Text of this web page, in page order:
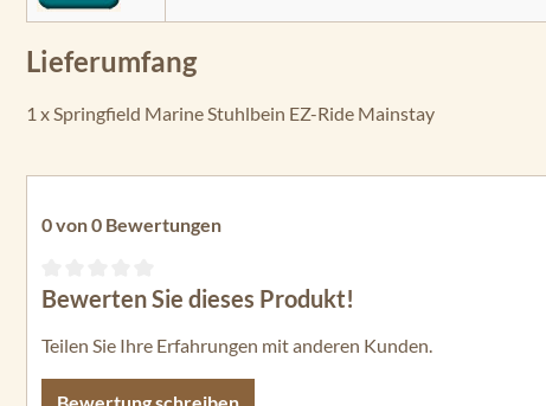
Lieferumfang
1 x Springfield Marine Stuhlbein EZ-Ride Mainstay
0 von 0 Bewertungen
Durchschnittliche Bewertung von 0 von 5 Sternen
Bewerten Sie dieses Produkt!
Teilen Sie Ihre Erfahrungen mit anderen Kunden.